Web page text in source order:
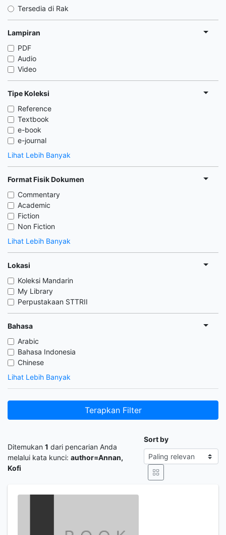
Tersedia di Rak
Lampiran
PDF
Audio
Video
Tipe Koleksi
Reference
Textbook
e-book
e-journal
Lihat Lebih Banyak
Format Fisik Dokumen
Commentary
Academic
Fiction
Non Fiction
Lihat Lebih Banyak
Lokasi
Koleksi Mandarin
My Library
Perpustakaan STTRII
Bahasa
Arabic
Bahasa Indonesia
Chinese
Lihat Lebih Banyak
Terapkan Filter
Ditemukan 1 dari pencarian Anda
melalui kata kunci: author=Annan,
Kofi
Sort by